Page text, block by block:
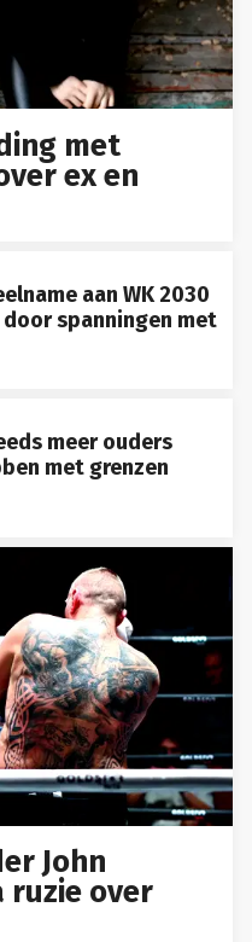
met
ex en
aan WK 2030
spanningen met
meer ouders
met grenzen
John
ruzie over